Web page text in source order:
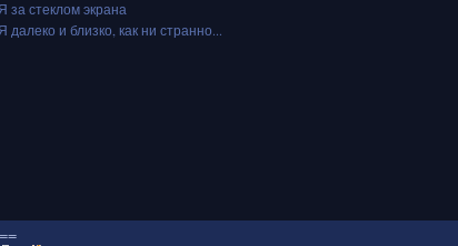
Я за стеклом экрана
Я далеко и близко, как ни странно...